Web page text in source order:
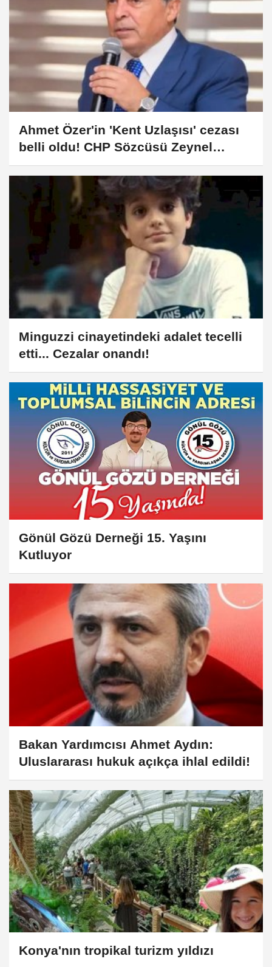
Ahmet Özer'in 'Kent Uzlaşısı' cezası
belli oldu! CHP Sözcüsü Zeynel
Emre'den tepki
Minguzzi cinayetindeki adalet tecelli
etti... Cezalar onandı!
Gönül Gözü Derneği 15. Yaşını
Kutluyor
Bakan Yardımcısı Ahmet Aydın:
Uluslararası hukuk açıkça ihlal edildi!
Konya'nın tropikal turizm yıldızı